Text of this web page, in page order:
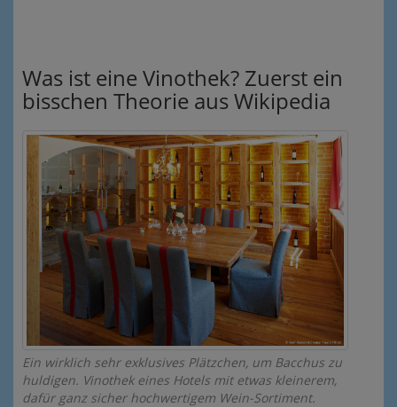
Was ist eine Vinothek? Zuerst ein
bisschen Theorie aus Wikipedia
Ein wirklich sehr exklusives Plätzchen, um Bacchus zu
huldigen. Vinothek eines Hotels mit etwas kleinerem,
dafür ganz sicher hochwertigem Wein-Sortiment.